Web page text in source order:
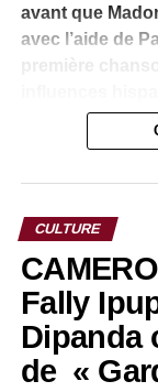
avant que
avec l’aide de
musique. Les
sont un
Aujourd’hui
isla bonita” et
sauce
titre, “La fiesta”,
traditionnelle
de vivre, de
CULTURE
Fally
Dipanda
de «